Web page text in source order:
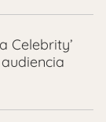
Celebrity’